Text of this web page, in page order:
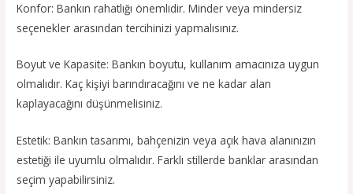
Konfor: Bankın rahatlığı önemlidir. Minder veya mindersiz
seçenekler arasından tercihinizi yapmalısınız.
Boyut ve Kapasite: Bankın boyutu, kullanım amacınıza uygun
olmalıdır. Kaç kişiyi barındıracağını ve ne kadar alan
kaplayacağını düşünmelisiniz.
Estetik: Bankın tasarımı, bahçenizin veya açık hava alanınızın
estetiği ile uyumlu olmalıdır. Farklı stillerde banklar arasından
seçim yapabilirsiniz.